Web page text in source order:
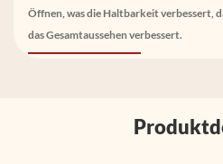
Öffnen, was die Haltbarkeit verbessert,
das Gesamtaussehen verbessert.